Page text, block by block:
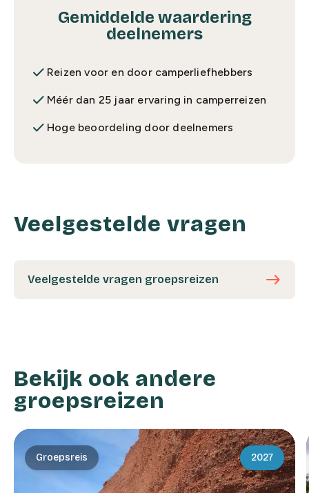
Gemiddelde waardering
deelnemers
done Reizen voor en door camperliefhebbers
done Méér dan 25 jaar ervaring in camperreizen
done Hoge beoordeling door deelnemers
Veelgestelde vragen
east
Veelgestelde vragen groepsreizen
Bekijk ook andere
groepsreizen
Groepsreis 2027